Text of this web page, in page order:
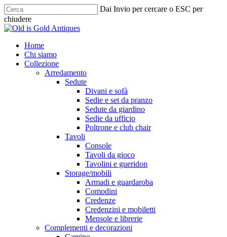
Skip
to
main
Dai Invio per cercare o ESC per
chiudere
Chiudi
cerca
Menu
Home
Chi siamo
Collezione
Arredamento
Sedute
Divani e sofà
Sedie e set da pranzo
Sedute da giardino
Sedie da ufficio
Poltrone e club chair
Tavoli
Console
Tavoli da gioco
Tavolini e gueridon
Storage/mobili
Armadi e guardaroba
Comodini
Credenze
Credenzini e mobiletti
Mensole e librerie
Complementi e decorazioni